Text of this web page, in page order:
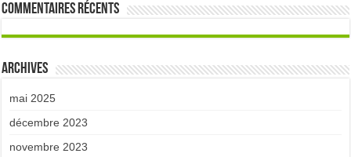
Commentaires récents
Archives
mai 2025
décembre 2023
novembre 2023